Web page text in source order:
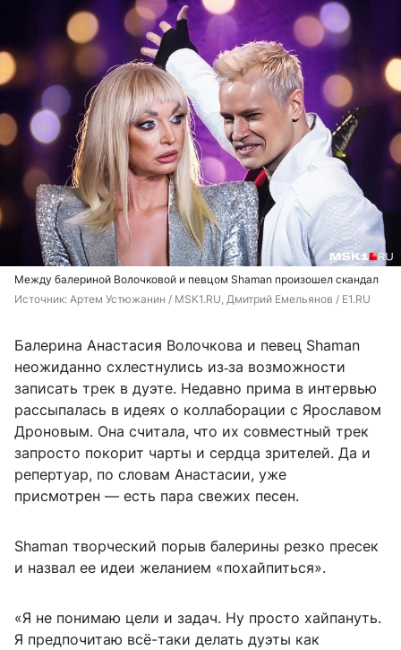
Между балериной Волочковой и певцом Shaman произошел скандал
Источник: Артем Устюжанин / MSK1.RU, Дмитрий Емельянов / E1.RU
Балерина Анастасия Волочкова и певец Shaman
неожиданно схлестнулись из‑за возможности
записать трек в дуэте. Недавно прима в интервью
рассыпалась в идеях о коллаборации с Ярославом
Дроновым. Она считала, что их совместный трек
запросто покорит чарты и сердца зрителей. Да и
репертуар, по словам Анастасии, уже
присмотрен — есть пара свежих песен.
Shaman творческий порыв балерины резко пресек
и назвал ее идеи желанием «похайпиться».
«Я не понимаю цели и задач. Ну просто хайпануть.
Я предпочитаю всё-таки делать дуэты как